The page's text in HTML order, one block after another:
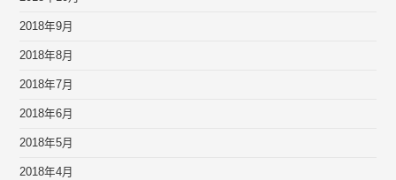
2018年9月
2018年8月
2018年7月
2018年6月
2018年5月
2018年4月